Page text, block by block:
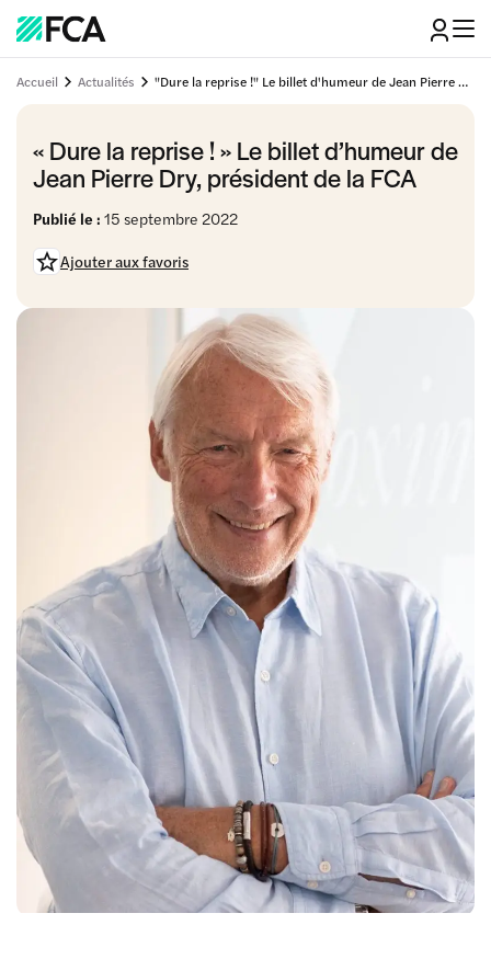
Accueil Actualités "Dure la reprise !" Le billet d'humeur de Jean Pierre Dry, président de la FCA
« Dure la reprise ! » Le billet d’humeur de
Jean Pierre Dry, président de la FCA
Publié le : 15 septembre 2022
Ajouter aux favoris